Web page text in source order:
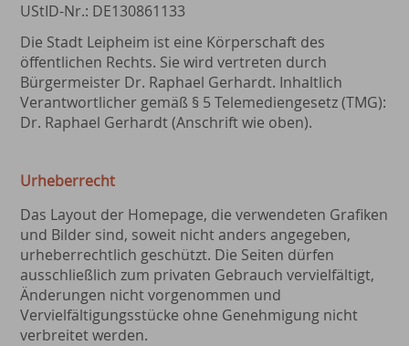
UStID-Nr.: DE130861133
Die Stadt Leipheim ist eine Körperschaft des
öffentlichen Rechts. Sie wird vertreten durch
Bürgermeister Dr. Raphael Gerhardt. Inhaltlich
Verantwortlicher gemäß § 5 Telemediengesetz (TMG):
Dr. Raphael Gerhardt (Anschrift wie oben).
Urheberrecht
Das Layout der Homepage, die verwendeten Grafiken
und Bilder sind, soweit nicht anders angegeben,
urheberrechtlich geschützt. Die Seiten dürfen
ausschließlich zum privaten Gebrauch vervielfältigt,
Änderungen nicht vorgenommen und
Vervielfältigungsstücke ohne Genehmigung nicht
verbreitet werden.